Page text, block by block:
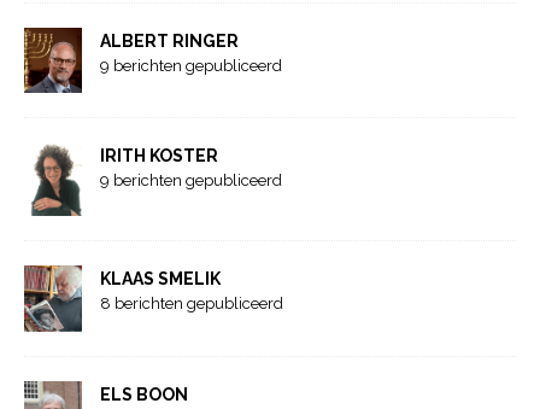
ALBERT RINGER
9 berichten gepubliceerd
IRITH KOSTER
9 berichten gepubliceerd
KLAAS SMELIK
8 berichten gepubliceerd
ELS BOON